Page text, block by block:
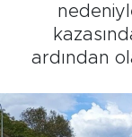
ardından
Spor
Kültür
Tüm
Haber